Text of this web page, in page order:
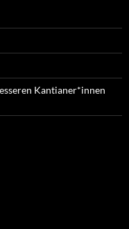
Kantianer*innen